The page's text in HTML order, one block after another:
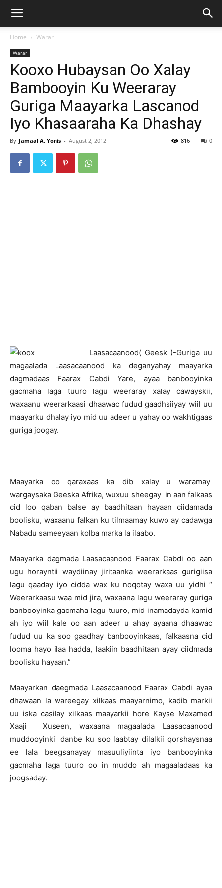
Home Warar
Warar
Kooxo Hubaysan Oo Xalay
Bambooyin Ku Weeraray
Guriga Maayarka Lascanod
Iyo Khasaaraha Ka Dhashay
By Jamaal A. Yonis - August 2, 2012 0
816
Laasacaanood( Geesk )-Guriga uu
magaalada Laasacaanood ka deganyahay maayarka
dagmadaas Faarax Cabdi Yare, ayaa banbooyinka
gacmaha laga tuuro lagu weeraray xalay cawayskii,
waxaanu weerarkaasi dhaawac fudud gaadhsiiyay wiil uu
maayarku dhalay iyo mid uu adeer u yahay oo wakhtigaas
guriga joogay.
Maayarka oo qaraxaas ka dib xalay u waramay
wargaysaka Geeska Afrika, wuxuu sheegay in aan falkaas
cid loo qaban balse ay baadhitaan hayaan ciidamada
boolisku, waxaanu falkan ku tilmaamay kuwo ay cadawga
Nabadu sameeyaan kolba marka la ilaabo.
Maayarka dagmada Laasacaanood Faarax Cabdi oo aan
ugu horayntii waydiinay jiritaanka weerarkaas gurigiisa
lagu qaaday iyo cidda wax ku noqotay waxa uu yidhi “
Weerarkaasu waa mid jira, waxaana lagu weeraray guriga
banbooyinka gacmaha lagu tuuro, mid inamadayda kamid
ah iyo wiil kale oo aan adeer u ahay ayaana dhaawac
fudud uu ka soo gaadhay banbooyinkaas, falkaasna cid
looma hayo ilaa hadda, laakiin baadhitaan ayay ciidmada
boolisku hayaan.”
Maayarkan daegmada Laasacaanood Faarax Cabdi ayaa
dhawaan la wareegay xilkaas maayarnimo, kadib markii
uu iska casilay xilkaas maayarkii hore Kayse Maxamed
Xaaji Xuseen, waxaana magaalada Laasacaanood
muddooyinkii danbe ku soo laabtay dilalkii qorshaysnaa
ee lala beegsanayay masuuliyiinta iyo banbooyinka
gacmaha laga tuuro oo in muddo ah magaaladaas ka
joogsaday.